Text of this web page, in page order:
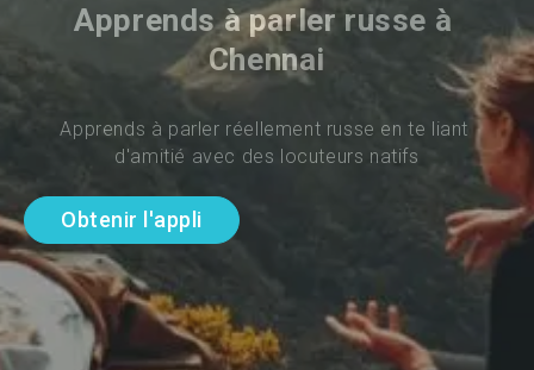
Apprends à parler russe à
Chennai
Apprends à parler réellement russe en te liant
d'amitié avec des locuteurs natifs
Obtenir l'appli